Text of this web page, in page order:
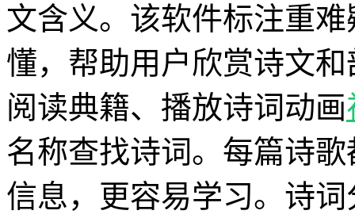
文含义。该软件标注重
懂，帮助用户欣赏诗文
阅读典籍、播放诗词动画
名称查找诗词。每篇诗
信息，更容易学习。诗